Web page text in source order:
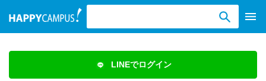
LINEでログイン